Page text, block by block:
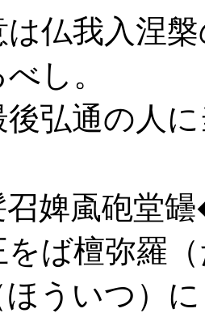
は仏我入涅
し。
弘通の人
婢颪砲堂
ば檀弥羅
ういつ）